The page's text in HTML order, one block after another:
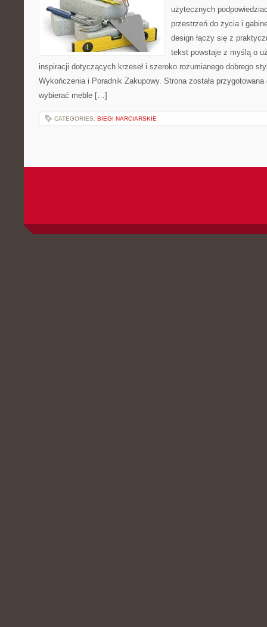
użytecznych
przestrzeń do życia i
design łączy się z
tekst powstaje z myślą o
inspiracji dotyczących krzeseł i szeroko rozumianego dobrego
Wykończenia i Poradnik Zakupowy. Strona została
wybierać meble […]
CATEGORIES: BIEGI NARCIARSKIE